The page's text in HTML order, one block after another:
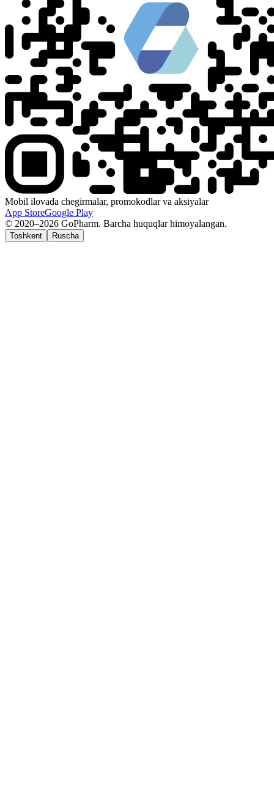
Mobil ilovada chegirmalar, promokodlar va aksiyalar
App StoreGoogle Play
© 2020–2026 GoPharm. Barcha huquqlar himoyalangan.
Toshkent Ruscha